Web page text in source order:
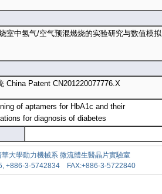
室中氢气/空气预混燃烧的实验研究与数值模拟
China Patent CN201220077776.X
of aptamers for HbA1c and their
for diagnosis of diabetes
大學動力機械系 微流體生醫晶片實驗室
+886-3-5742834 FAX:+886-3-5722840